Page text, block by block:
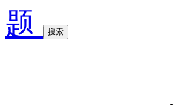
题
搜索